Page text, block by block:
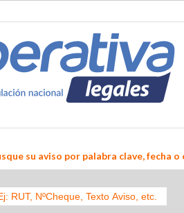
su aviso por palabra clave, fecha